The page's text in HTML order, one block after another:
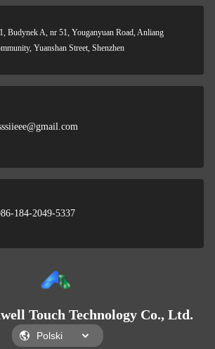
Budynek A, nr 51, Youganyuan Road, Anliang
Yuanshan Street, Shenzhen
184-2049-5337
Touch Technology Co., Ltd.